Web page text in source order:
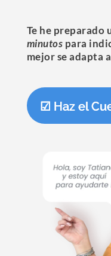
Te he preparado
minutos para
mejor se adapta
☑ Haz el